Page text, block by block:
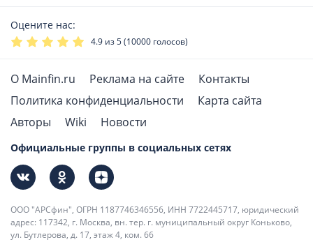
Оцените нас:
4.9 из 5 (10000 голосов)
О Mainfin.ru Реклама на сайте
Контакты
Политика конфиденциальности
Карта сайта
Авторы
Wiki Новости
ООО "АРСфин", ОГРН 1187746346556, ИНН 7722445717, юридический
адрес: 117342, г. Москва, вн. тер. г. муниципальный округ Коньково,
ул. Бутлерова, д. 17, этаж 4, ком. 66
Официальные группы в социальных сетях